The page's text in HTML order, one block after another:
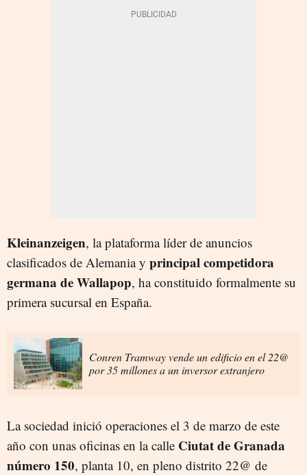
Kleinanzeigen, la plataforma líder de anuncios
clasificados de Alemania y principal competidora
germana de Wallapop, ha constituido formalmente su
primera sucursal en España.
Conren Tramway vende un edificio en el 22@
por 35 millones a un inversor extranjero
La sociedad inició operaciones el 3 de marzo de este
año con unas oficinas en la calle Ciutat de Granada
número 150, planta 10, en pleno distrito 22@ de